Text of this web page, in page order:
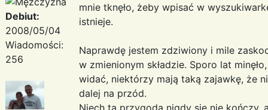
Debiut:
2008/05/04
Wiadomości:
256
mnie tknęło, żeby wpisać w
istnieje.
Naprawdę jestem zdziwiony i mile
w zmienionym składzie. Sporo lat
widać, niektórzy mają taką zajawkę, że
dalej na przód.
Niech ta przygoda nigdy się nie kończy,